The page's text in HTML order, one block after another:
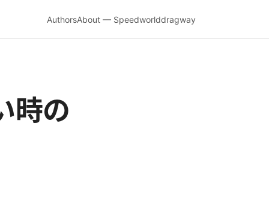
AuthorsAbout — Speedworlddragway
時の